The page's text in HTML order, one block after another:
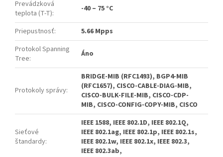
Prevádzková
teplota (T-T): -40 – 75 °C
Priepustnosť:
5.66 Mpps
Protokol Spanning
Tree: Áno
Protokoly správy:
BRIDGE-MIB (RFC1493), BGP4-MIB
(RFC1657), CISCO-CABLE-DIAG-MIB,
CISCO-BULK-FILE-MIB, CISCO-CDP-
MIB, CISCO-CONFIG-COPY-MIB, CISCO
Sieťové
štandardy:
IEEE 1588, IEEE 802.1D, IEEE 802.1Q,
IEEE 802.1ag, IEEE 802.1p, IEEE 802.1s,
IEEE 802.1w, IEEE 802.1x, IEEE 802.3,
IEEE 802.3ab,